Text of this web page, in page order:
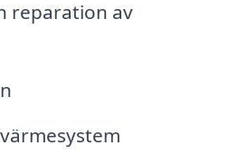
reparation av